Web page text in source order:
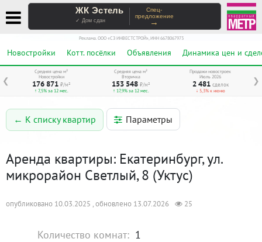
ЖК Эстель
✓ Дом сдан
Спец-
предложение
→
Реклама. ООО «СЗ ИНВЕСТСТРОЙ», ИНН 6678067973
Новостройки Котт. посёлки Объявления Динамика цен и
❮ ❯
Средняя цена м²
Новостройки
176 871 ₽/м²
↑ 7,5% за 12 мес.
Средняя цена м²
Вторичка
153 548 ₽/м²
↑ 17,9% за 12 мес.
Продажи новостроек
Июль 2026
2 481 сделок
↓ 5,3% к июню
← К списку квартир Параметры
Аренда квартиры: Екатеринбург, ул.
микрорайон Светлый, 8 (Уктус)
опубликовано 10.03.2025 , обновлено 13.07.2026 25
Количество комнат: 1